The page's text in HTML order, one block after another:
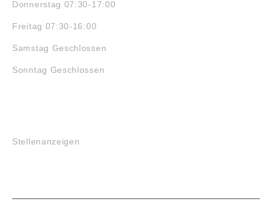
Donnerstag 07:30-17:00
Freitag 07:30-16:00
Samstag Geschlossen
Sonntag Geschlossen
Stellenanzeigen